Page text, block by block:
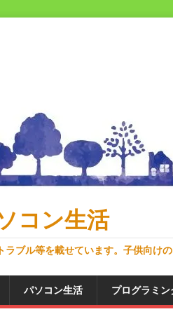
コン生活
ブル等を載せています。子供向け
パソコン生活 プログラミン